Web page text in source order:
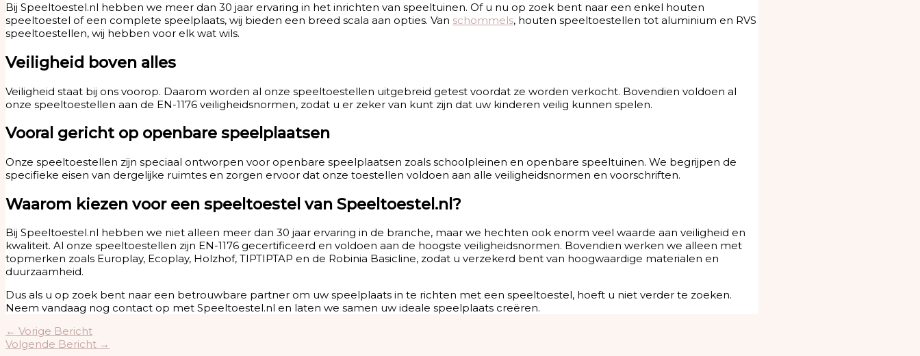
Bij Speeltoestel.nl hebben we meer dan 30 jaar ervaring in het inrichten van speeltuinen. Of u nu op zoek bent naar een enkel houten
speeltoestel of een complete speelplaats, wij bieden een breed scala aan opties. Van schommels, houten speeltoestellen tot aluminium en RVS
speeltoestellen, wij hebben voor elk wat wils.
Veiligheid boven alles
Veiligheid staat bij ons voorop. Daarom worden al onze speeltoestellen uitgebreid getest voordat ze worden verkocht. Bovendien voldoen al
onze speeltoestellen aan de EN-1176 veiligheidsnormen, zodat u er zeker van kunt zijn dat uw kinderen veilig kunnen spelen.
Vooral gericht op openbare speelplaatsen
Onze speeltoestellen zijn speciaal ontworpen voor openbare speelplaatsen zoals schoolpleinen en openbare speeltuinen. We begrijpen de
specifieke eisen van dergelijke ruimtes en zorgen ervoor dat onze toestellen voldoen aan alle veiligheidsnormen en voorschriften.
Waarom kiezen voor een speeltoestel van Speeltoestel.nl?
Bij Speeltoestel.nl hebben we niet alleen meer dan 30 jaar ervaring in de branche, maar we hechten ook enorm veel waarde aan veiligheid en
kwaliteit. Al onze speeltoestellen zijn EN-1176 gecertificeerd en voldoen aan de hoogste veiligheidsnormen. Bovendien werken we alleen met
topmerken zoals Europlay, Ecoplay, Holzhof, TIPTIPTAP en de Robinia Basicline, zodat u verzekerd bent van hoogwaardige materialen en
duurzaamheid.
Dus als u op zoek bent naar een betrouwbare partner om uw speelplaats in te richten met een speeltoestel, hoeft u niet verder te zoeken.
Neem vandaag nog contact op met Speeltoestel.nl en laten we samen uw ideale speelplaats creëren.
← Vorige Bericht
Volgende Bericht →